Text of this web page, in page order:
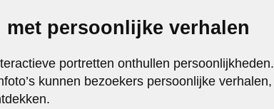
persoonlijke verhalen
portretten onthullen persoonlijkheden.
kunnen bezoekers persoonlijke verhalen,